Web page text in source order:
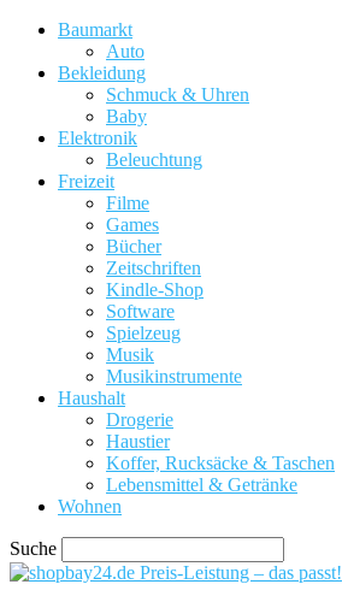
Baumarkt
Auto
Bekleidung
Schmuck & Uhren
Baby
Elektronik
Beleuchtung
Freizeit
Filme
Games
Bücher
Zeitschriften
Kindle-Shop
Software
Spielzeug
Musik
Musikinstrumente
Haushalt
Drogerie
Haustier
Koffer, Rucksäcke & Taschen
Lebensmittel & Getränke
Wohnen
Suche
Preis-Leistung – das passt!